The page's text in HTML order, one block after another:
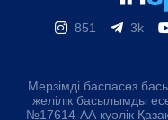
851 3k
Мерзімді баспасөз
желілік басылымды
№17614-АА куәлік